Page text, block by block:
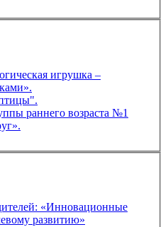
игрушка –
№1
«Инновационные
развитию»